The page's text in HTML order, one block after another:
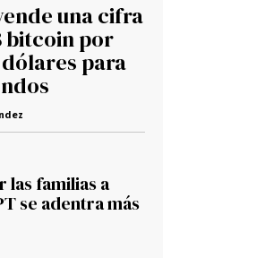
una cifra
bitcoin por
para
las familias a
se adentra más